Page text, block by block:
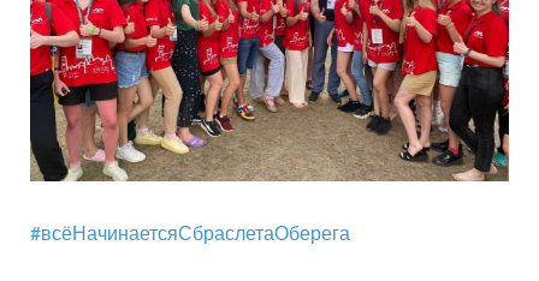
#всёНачинаетсяСбраслетаОберега